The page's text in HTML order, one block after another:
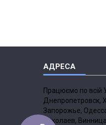
Працюємо по всій
Днепропетровск,
Запорожье,
Николаев,